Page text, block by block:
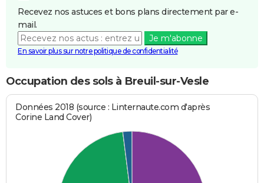
Recevez nos astuces et bons plans directement par e-
mail.
Je m'abonne
En savoir plus sur notre politique de confidentialité
Occupation des sols à Breuil-sur-Vesle
Données 2018 (source : Linternaute.com d'après
Corine Land Cover)